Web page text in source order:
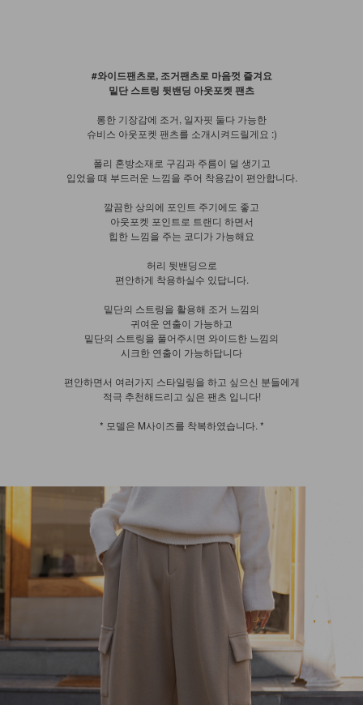
#와이드팬츠로, 조거팬츠로 마음껏 즐겨요
밑단 스트링 뒷밴딩 아웃포켓 팬츠
롱한 기장감에 조거, 일자핏 둘다 가능한
슈비스 아웃포켓 팬츠를 소개시켜드릴게요 :)
폴리 혼방소재로 구김과 주름이 덜 생기고
입었을 때 부드러운 느낌을 주어 착용감이 편안합니다.
깔끔한 상의에 포인트 주기에도 좋고
아웃포켓 포인트로 트랜디 하면서
힙한 느낌을 주는 코디가 가능해요
허리 뒷밴딩으로
편안하게 착용하실수 있답니다.
밑단의 스트링을 활용해 조거 느낌의
귀여운 연출이 가능하고
밑단의 스트링을 풀어주시면 와이드한 느낌의
시크한 연출이 가능하답니다
편안하면서 여러가지 스타일링을 하고 싶으신 분들에게
적극 추천해드리고 싶은 팬츠 입니다!
* 모델은 M사이즈를 착복하였습니다. *